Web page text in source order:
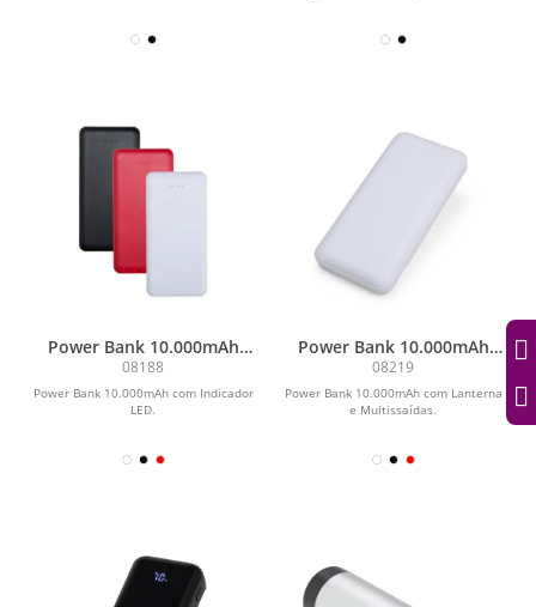
Power Bank 10.000mAh
com Indicador LED
08188
Power Bank 10.000mAh com Indicador
LED.
Power Bank 10.000mAh
com Lanterna e
Multissaídas
08219
Power Bank 10.000mAh com Lanterna
e Multissaídas.